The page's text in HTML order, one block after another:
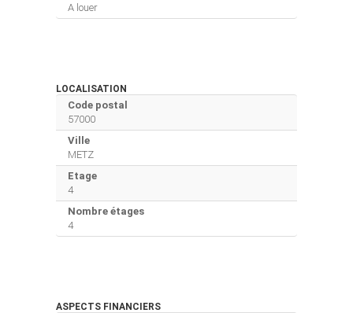
A louer
LOCALISATION
Code postal
57000
Ville
METZ
Etage
4
Nombre étages
4
ASPECTS FINANCIERS